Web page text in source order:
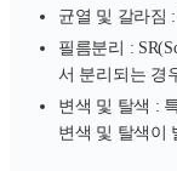
균열 및 갈라짐
필름분리 :
서 분리되는 경
변색 및 탈색 :
변색 및 탈색이